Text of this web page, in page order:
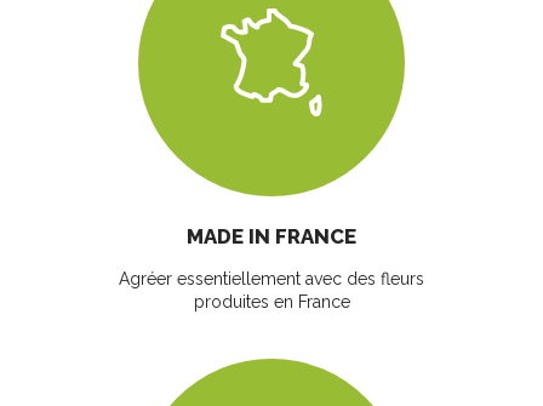
MADE IN FRANCE
Agréer essentiellement avec des fleurs
produites en France